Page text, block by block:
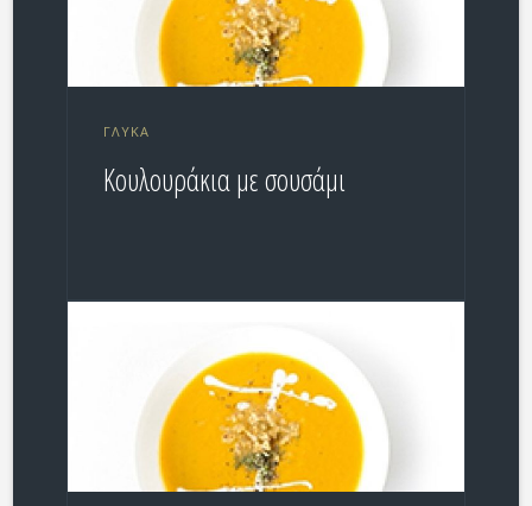
ΓΛΥΚΆ
Κουλουράκια με σουσάμι